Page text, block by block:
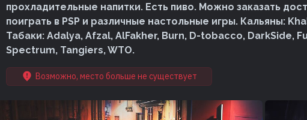
прохладительные напитки. Есть пиво. Можно заказать
поиграть в PSP и различные настольные игры. Кальяны:
Табаки: Adalya, Afzal, AlFakher, Burn, D-tobacco, DarkSide,
Spectrum, Tangiers, WTO.
Возможно, место больше не существует